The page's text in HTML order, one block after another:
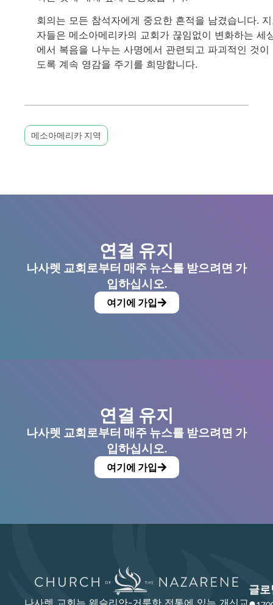
회의는 모든 참석자에게 중요한 흔적을 남겼습니다.
자들은 메소아메리카의 교회가 끊임없이 변화하는 세
에서 복음을 나누는 사명에서 관련되고 파괴적인 것이
도록 계속 영감을 주기를 희망합니다.
메소아메리카 지역
연결 유지
나사렛 교회로부터 매주 뉴스를 받으려면 가
입하십시오.
여기에 가입
연결 유지
나사렛 교회로부터 매주 뉴스를 받으려면 가
입하십시오.
여기에 가입
나사렛 교회는 웨슬리안-거룩한 전통에 있는 개신교
글로